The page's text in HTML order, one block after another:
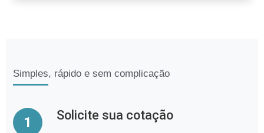
Simples, rápido e sem complicação
1 Solicite sua cotação